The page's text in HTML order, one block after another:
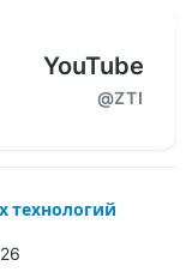
YouTube
@ZTI
технологий